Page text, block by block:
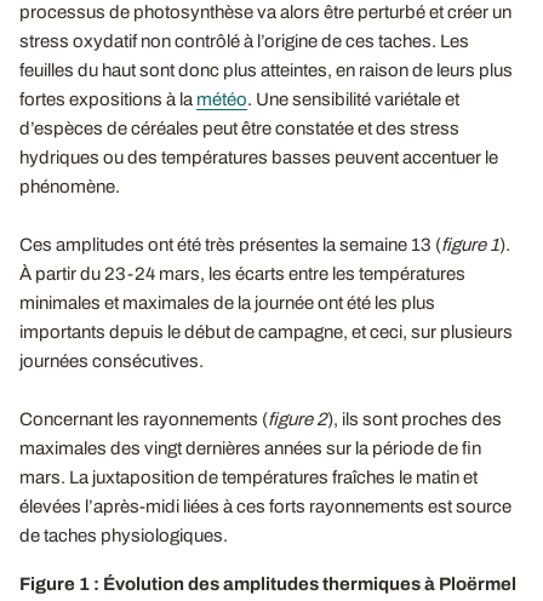
processus de photosynthèse va alors être perturbé et créer un
stress oxydatif non contrôlé à l’origine de ces taches. Les
feuilles du haut sont donc plus atteintes, en raison de leurs plus
fortes expositions à la météo. Une sensibilité variétale et
d’espèces de céréales peut être constatée et des stress
hydriques ou des températures basses peuvent accentuer le
phénomène.
Ces amplitudes ont été très présentes la semaine 13 (figure 1).
À partir du 23-24 mars, les écarts entre les températures
minimales et maximales de la journée ont été les plus
importants depuis le début de campagne, et ceci, sur plusieurs
journées consécutives.
Concernant les rayonnements (figure 2), ils sont proches des
maximales des vingt dernières années sur la période de fin
mars. La juxtaposition de températures fraîches le matin et
élevées l’après-midi liées à ces forts rayonnements est source
de taches physiologiques.
Figure 1 : Évolution des amplitudes thermiques à Ploërmel